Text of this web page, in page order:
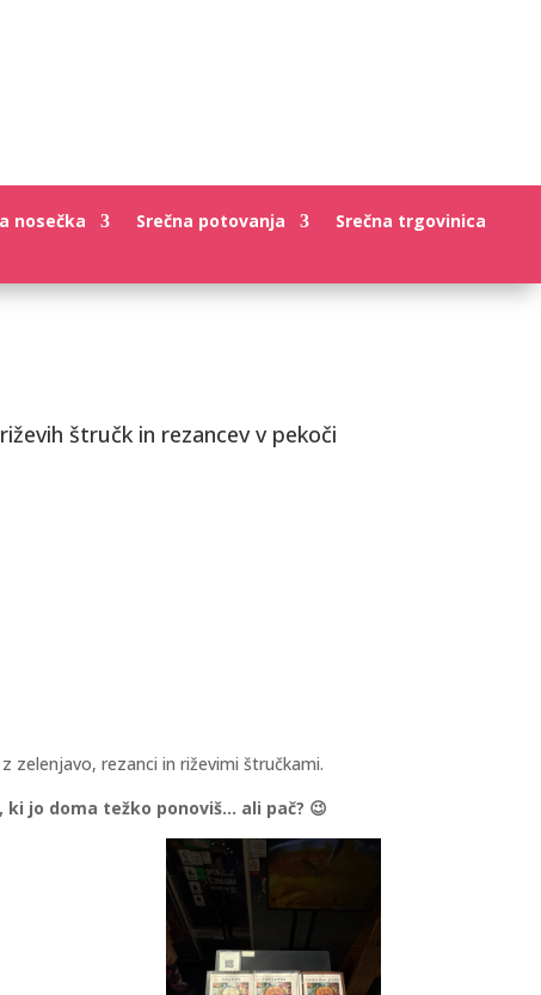
nosečka Srečna potovanja Srečna trgovinica
štručk in rezancev v pekoči
zelenjavo, rezanci in riževimi štručkami.
ki jo doma težko ponoviš… ali pač? 😉